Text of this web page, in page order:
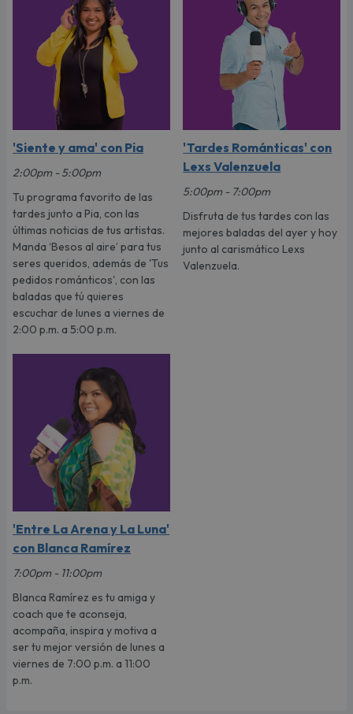
'Siente y ama' con Pia
2:00pm - 5:00pm
Tu programa favorito de las
tardes junto a Pia, con las
últimas noticias de tus artistas.
Manda ‘Besos al aire’ para tus
seres queridos, además de 'Tus
pedidos románticos', con las
baladas que tú quieres
escuchar de lunes a viernes de
2:00 p.m. a 5:00 p.m.
'Tardes Románticas' con
Lexs Valenzuela
5:00pm - 7:00pm
Disfruta de tus tardes con las
mejores baladas del ayer y hoy
junto al carismático Lexs
Valenzuela.
'Entre La Arena y La Luna'
con Blanca Ramírez
7:00pm - 11:00pm
Blanca Ramírez es tu amiga y
coach que te aconseja,
acompaña, inspira y motiva a
ser tu mejor versión de lunes a
viernes de 7:00 p.m. a 11:00
p.m.